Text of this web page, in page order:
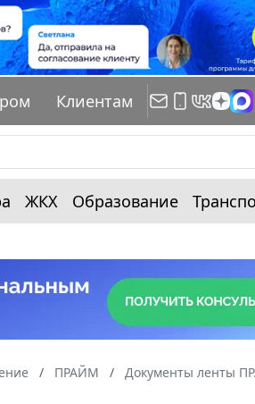
Клиентам
ЖКХ Образование
ПРАЙМ Документы ленты